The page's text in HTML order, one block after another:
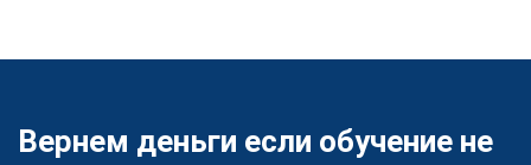
Вернем деньги если обучение не